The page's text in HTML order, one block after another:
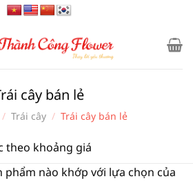
cây bán lẻ
/ Trái cây / Trái cây bán lẻ
theo khoảng giá
phẩm nào khớp với lựa chọn của